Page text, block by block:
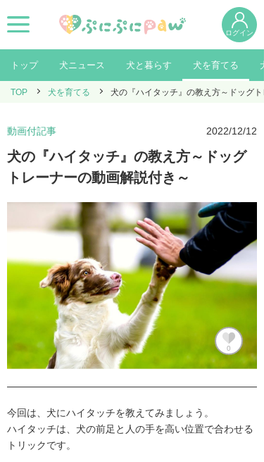
ログイン
トップ 犬ニュース 犬と暮らす 犬を育てる
TOP 犬を育てる 犬の『ハイタッチ』の教え方～ドッグ
動画付記事 2022/12/12
犬の『ハイタッチ』の教え方～ドッグ
トレーナーの動画解説付き～
0
今回は、犬にハイタッチを教えてみましょう。
ハイタッチは、犬の前足と人の手を高い位置で合わせる
トリックです。